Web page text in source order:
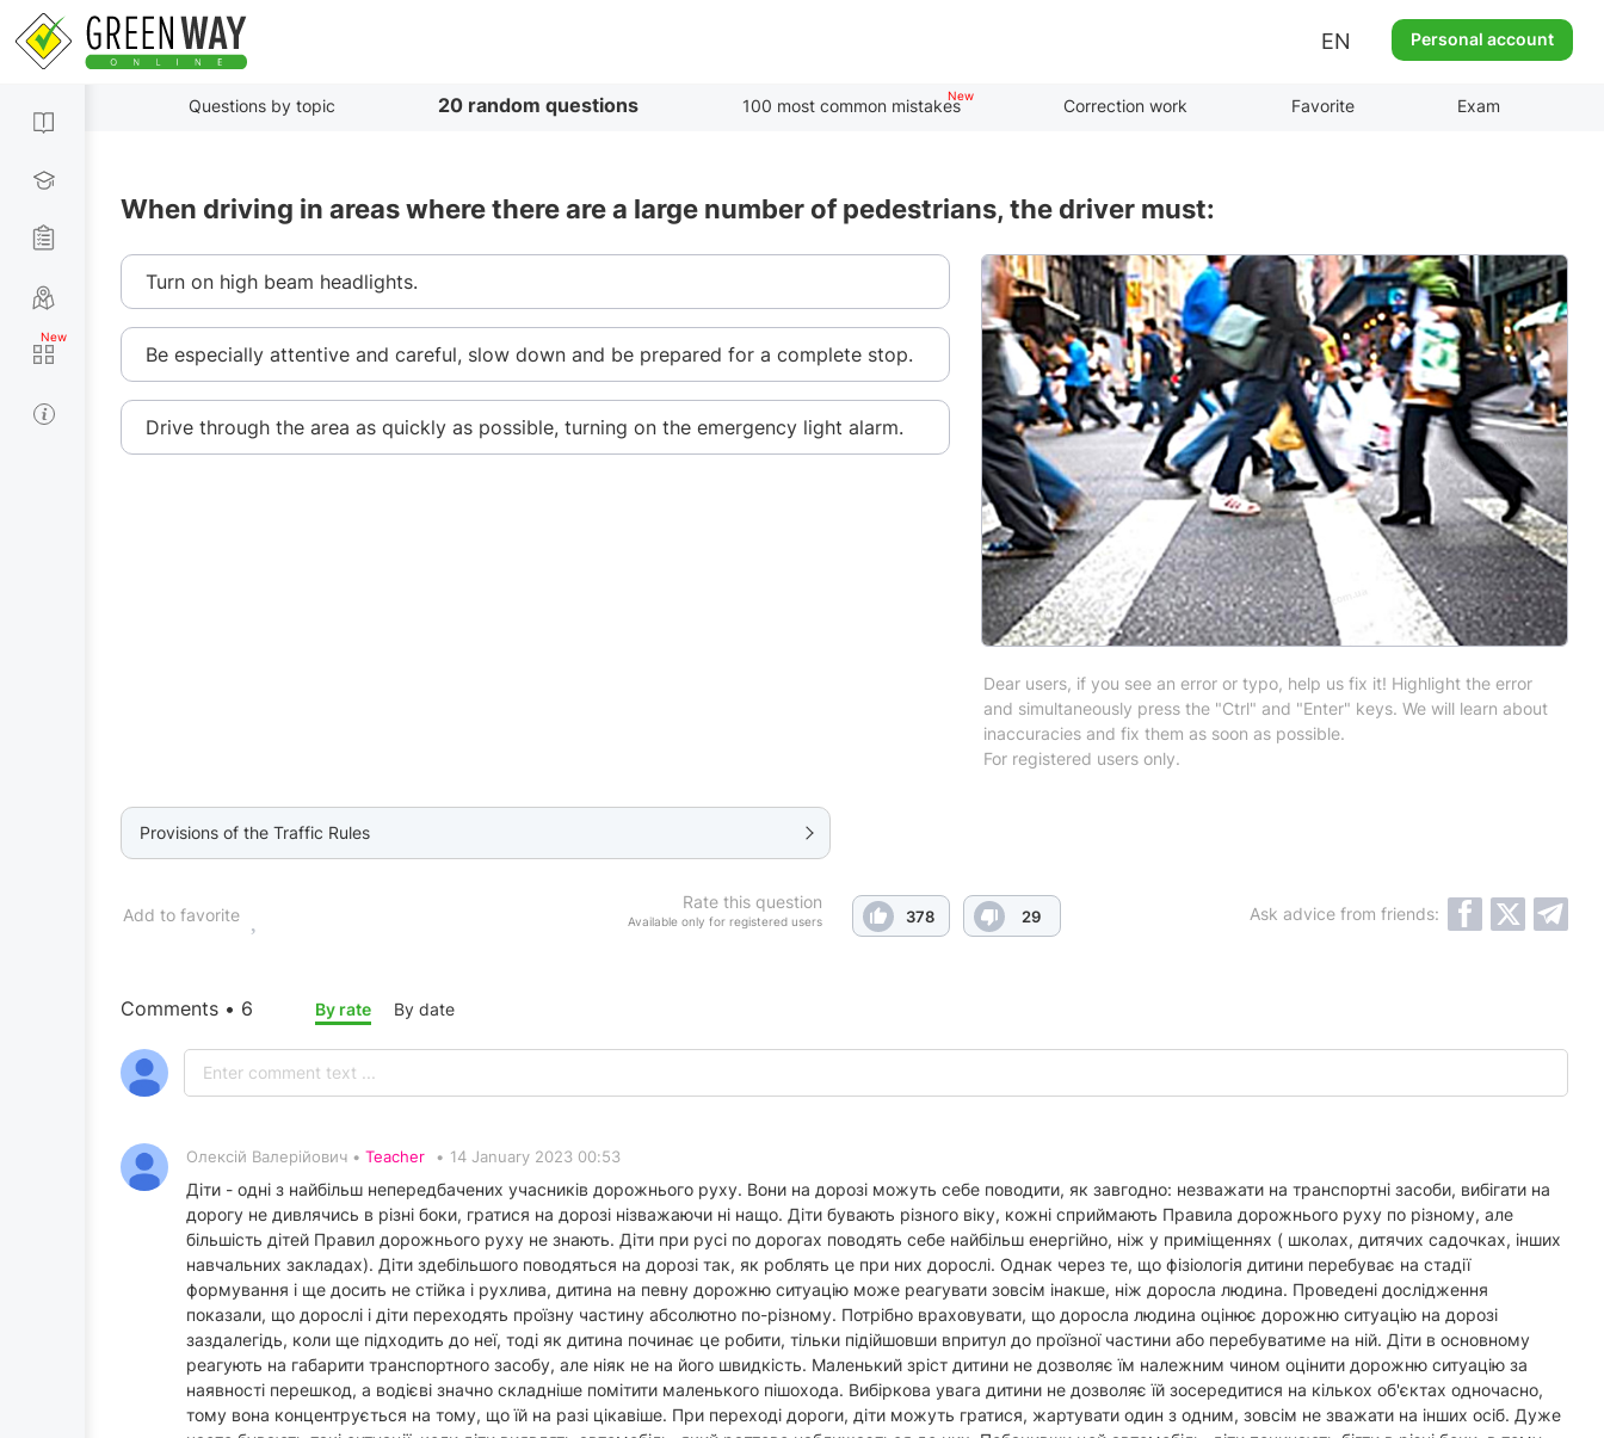
EN Personal account
Questions by topic 20 random questions 100 most common mistakes Correction work Favorite Exam
When driving in areas where there are a large number of pedestrians, the driver must:
Turn on high beam headlights.
Be especially attentive and careful, slow down and be prepared for a complete stop.
Drive through the area as quickly as possible, turning on the emergency light alarm.
Dear users, if you see an error or typo, help us fix it! Highlight the error
and simultaneously press the "Ctrl" and "Enter" keys. We will learn about
inaccuracies and fix them as soon as possible.
For registered users only.
Provisions of the Traffic Rules
Rate this question
Available only for registered users 378 29
Add to favorite Ask advice from friends:
Comments • 6 By rate By date
Олексій Валерійович • Teacher • 14 January 2023 00:53
Діти - одні з найбільш непередбачених учасників дорожнього руху. Вони на дорозі можуть себе поводити, як завгодно: незважати на транспортні засоби, вибігати на
дорогу не дивлячись в різні боки, гратися на дорозі нізважаючи ні нащо. Діти бувають різного віку, кожні сприймають Правила дорожнього руху по різному, але
більшість дітей Правил дорожнього руху не знають. Діти при русі по дорогах поводять себе найбільш енергійно, ніж у приміщеннях ( школах, дитячих садочках, інших
навчальних закладах). Діти здебільшого поводяться на дорозі так, як роблять це при них дорослі. Однак через те, що фізіологія дитини перебуває на стадії
формування і ще досить не стійка і рухлива, дитина на певну дорожню ситуацію може реагувати зовсім інакше, ніж доросла людина. Проведені дослідження
показали, що дорослі і діти переходять проїзну частину абсолютно по-різному. Потрібно враховувати, що доросла людина оцінює дорожню ситуацію на дорозі
заздалегідь, коли ще підходить до неї, тоді як дитина починає це робити, тільки підійшовши впритул до проїзної частини або перебуватиме на ній. Діти в основному
реагують на габарити транспортного засобу, але ніяк не на його швидкість. Маленький зріст дитини не дозволяє їм належним чином оцінити дорожню ситуацію за
наявності перешкод, а водієві значно складніше помітити маленького пішохода. Вибіркова увага дитини не дозволяє їй зосередитися на кількох об'єктах одночасно,
тому вона концентрується на тому, що їй на разі цікавіше. При переході дороги, діти можуть гратися, жартувати один з одним, зовсім не зважати на інших осіб. Дуже